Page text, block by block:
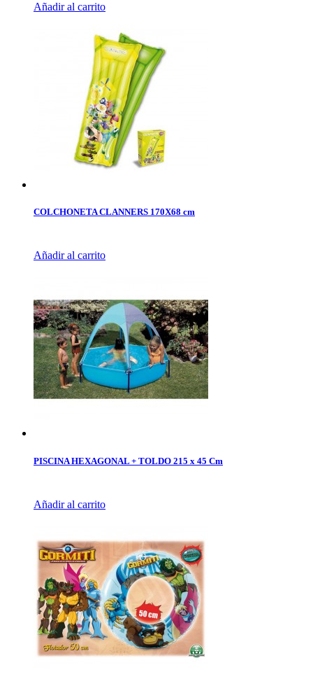
Añadir al carrito
COLCHONETA CLANNERS 170X68 cm
Añadir al carrito
PISCINA HEXAGONAL + TOLDO 215 x 45 Cm
Añadir al carrito